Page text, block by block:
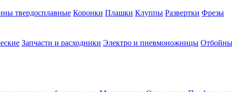
твердосплавные Коронки Плашки Клуппы Развертки Фрезы
Запчасти и расходники Электро и пневмоножницы